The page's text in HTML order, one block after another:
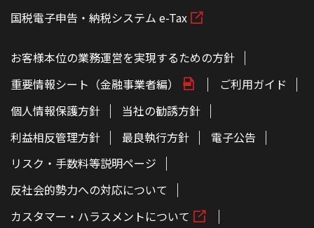
国税電子申告・納税システム e-Tax
お客様本位の業務運営を実現するための方針
重要情報シート（金融事業者編）
ご利用ガイド
個人情報保護方針
当社の勧誘方針
利益相反管理方針
最良執行方針
電子公告
リスク・手数料等説明ページ
反社会的勢力への対応について
カスタマー・ハラスメントについて